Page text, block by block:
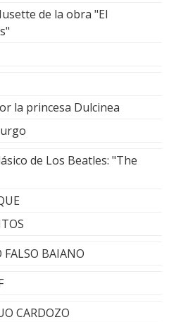
de la obra "El
la princesa Dulcinea
de Los Beatles: "The
BAIANO
CARDOZO